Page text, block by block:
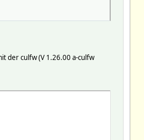
der culfw (V 1.26.00 a-culfw